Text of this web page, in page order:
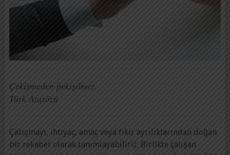
Çekişmeden pekişilmez.
Türk Atasözü
Çatışmayı, ihtiyaç, amaç veya fikir ayrılıklarından doğan
bir rekabet olarak tanımlayabiliriz. Birlikte çalışan